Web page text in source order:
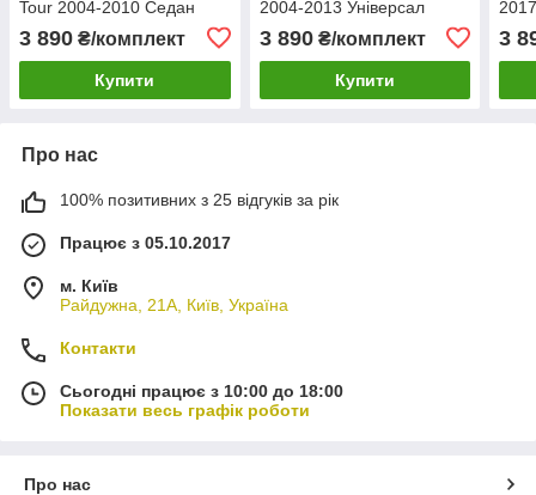
Tour 2004-2010 Седан
3 890 ₴/комплект
Купити
2004-2013 Універсал
3 890₴/комплект
Купити
3
Про нас
100% позитивних з 25 відгуків за рік
Працює з 05.10.2017
м. Київ
Райдужна, 21А, Київ, Україна
Контакти
Сьогодні працює з 10:00 до 18:00
Показати весь графік роботи
Про нас